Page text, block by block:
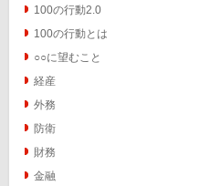
100の行動2.0
100の行動とは
○○に望むこと
経産
外務
防衛
財務
金融